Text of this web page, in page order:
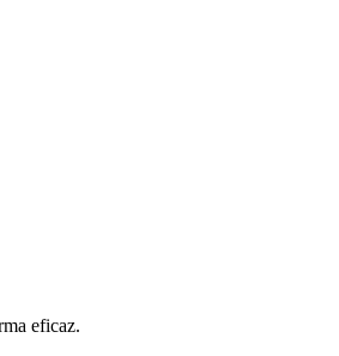
eficaz.